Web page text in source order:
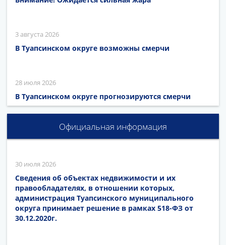
3 августа 2026
В Туапсинском округе возможны смерчи
28 июля 2026
В Туапсинском округе прогнозируются смерчи
Официальная информация
30 июля 2026
Сведения об объектах недвижимости и их
правообладателях, в отношении которых,
администрация Туапсинского муниципального
округа принимает решение в рамках 518-ФЗ от
30.12.2020г.